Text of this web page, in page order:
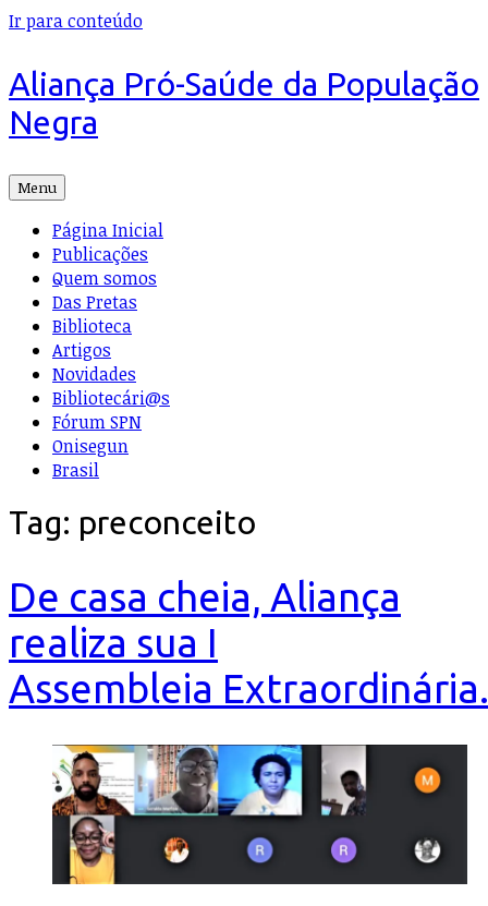
Ir para conteúdo
Aliança Pró-Saúde da População
Negra
Menu
Página Inicial
Publicações
Quem somos
Das Pretas
Biblioteca
Artigos
Novidades
Bibliotecári@s
Fórum SPN
Onisegun
Brasil
Tag: preconceito
De casa cheia, Aliança
realiza sua I
Assembleia Extraordinária.